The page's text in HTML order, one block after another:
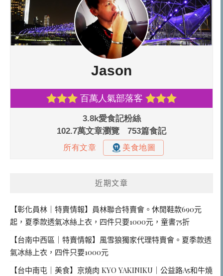
近期文章
【彰化員林｜特賣情報】員林聯合特賣會。休閒鞋款690元
起，夏季款透氣冰絲上衣，四件只要1000元，童書75折
【台南中西區｜特賣情報】風雪狼獨家代理特賣會。夏季款透
氣冰絲上衣，四件只要1000元
【台中南屯｜美食】京燒肉 KYO YAKINIKU｜公益路A5和牛燒